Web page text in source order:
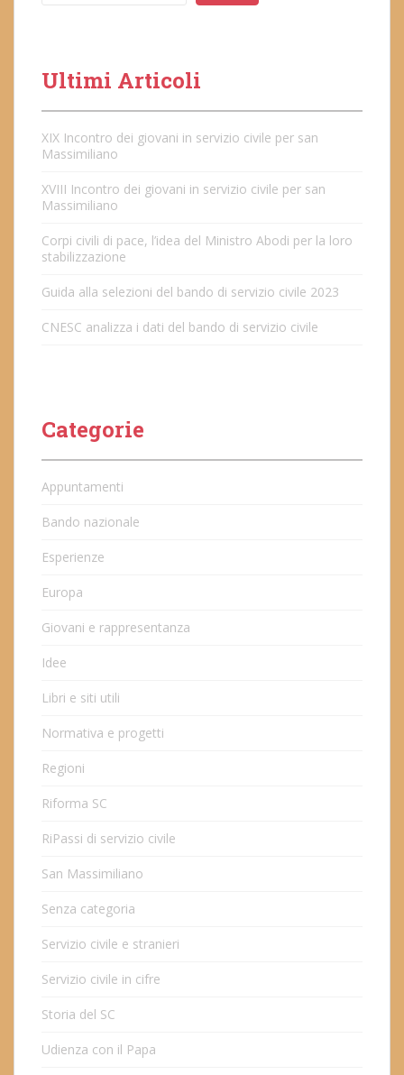
Ultimi Articoli
XIX Incontro dei giovani in servizio civile per san
Massimiliano
XVIII Incontro dei giovani in servizio civile per san
Massimiliano
Corpi civili di pace, l’idea del Ministro Abodi per la loro
stabilizzazione
Guida alla selezioni del bando di servizio civile 2023
CNESC analizza i dati del bando di servizio civile
Categorie
Appuntamenti
Bando nazionale
Esperienze
Europa
Giovani e rappresentanza
Idee
Libri e siti utili
Normativa e progetti
Regioni
Riforma SC
RiPassi di servizio civile
San Massimiliano
Senza categoria
Servizio civile e stranieri
Servizio civile in cifre
Storia del SC
Udienza con il Papa